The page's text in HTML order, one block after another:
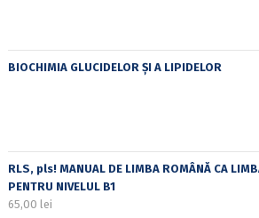
BIOCHIMIA GLUCIDELOR ȘI A LIPIDELOR
RLS, pls! MANUAL DE LIMBA ROMÂNĂ CA
PENTRU NIVELUL B1
65,00 lei